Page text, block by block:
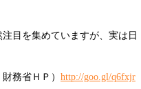
目を集めていますが、実は日
務省ＨＰ） http://goo.gl/q6fxjr